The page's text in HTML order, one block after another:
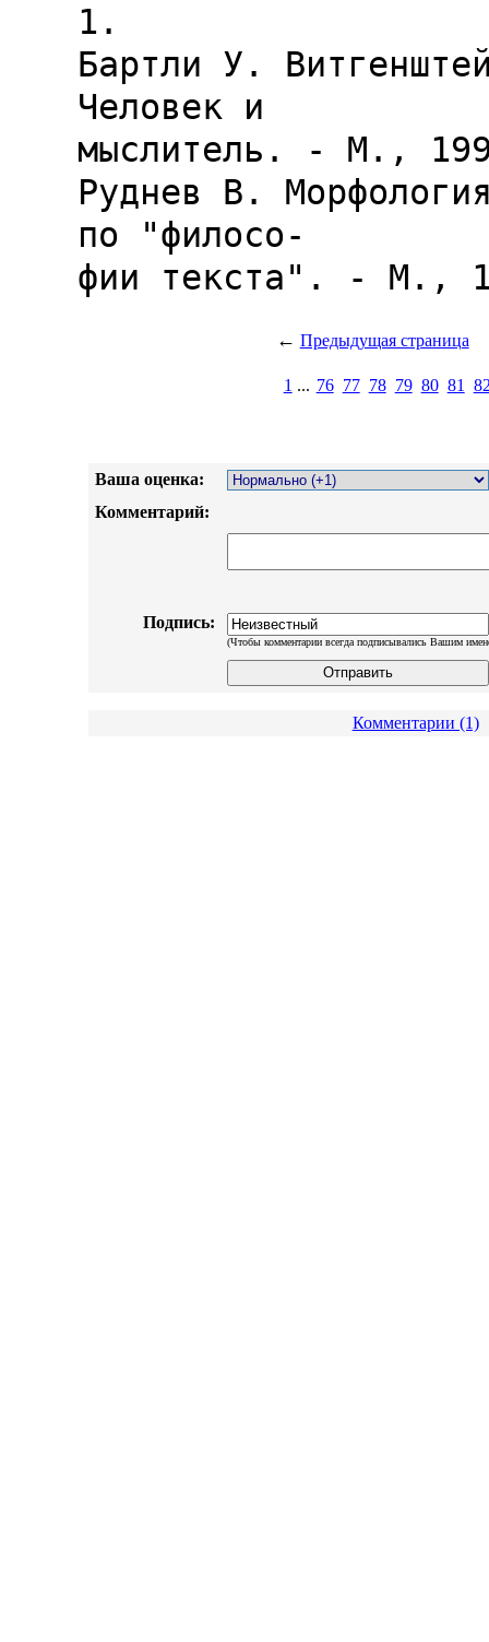
1.
Бартли У.
Человек и
мыслитель. - М.,
Руднев В.
по "филосо-
← Предыдущая страница
1 ... 76 77 78 79 80 81
Ваша оценка:
Комментарий:
Подпись:
(Чтобы комментарии всегда подписывались Вашим
Комментарии (1)